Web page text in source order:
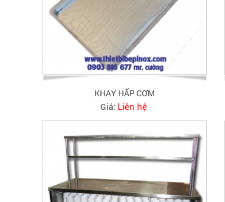
KHAY HẤP CƠM
Giá: Liên hệ